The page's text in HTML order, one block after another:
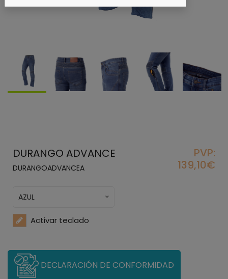
DURANGO ADVANCE
DURANGOADVANCEA
PVP:
139,10€
AZUL
Activar teclado
DECLARACIÓN DE CONFORMIDAD